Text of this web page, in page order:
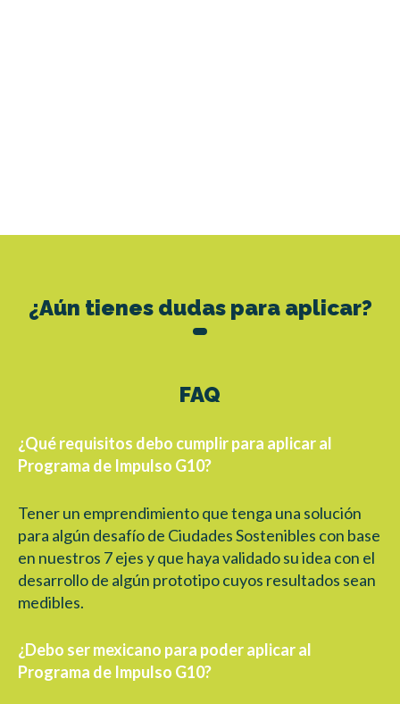
¿Aún tienes dudas para aplicar?
FAQ
¿Qué requisitos debo cumplir para aplicar al
Programa de Impulso G10?
Tener un emprendimiento que tenga una solución
para algún desafío de Ciudades Sostenibles con base
en nuestros 7 ejes y que haya validado su idea con el
desarrollo de algún prototipo cuyos resultados sean
medibles.
¿Debo ser mexicano para poder aplicar al
Programa de Impulso G10?